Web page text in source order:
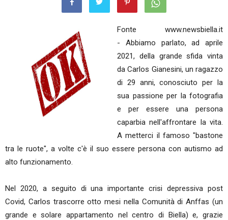
Fonte www.newsbiella.it
- Abbiamo parlato, ad aprile
2021, della grande sfida vinta
da Carlos Gianesini, un ragazzo
di 29 anni, conosciuto per la
sua passione per la fotografia
e per essere una persona
caparbia nell'affrontare la vita.
A metterci il famoso "bastone
tra le ruote", a volte c'è il suo essere persona con autismo ad
alto funzionamento.
Nel 2020, a seguito di una importante crisi depressiva post
Covid, Carlos trascorre otto mesi nella Comunità di Anffas (un
grande e solare appartamento nel centro di Biella) e, grazie